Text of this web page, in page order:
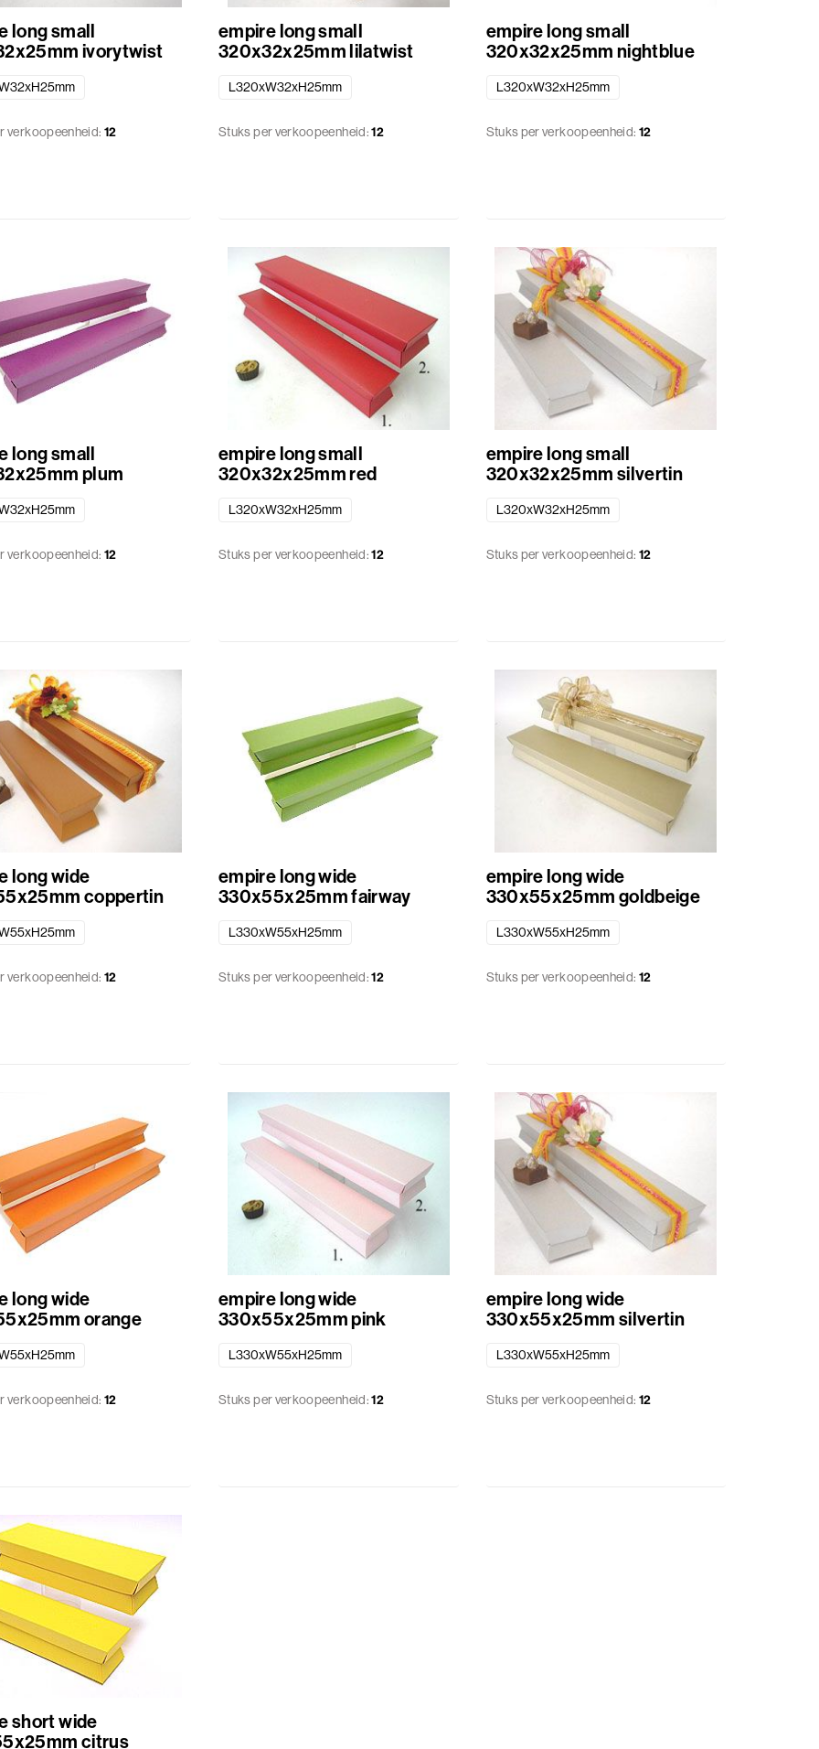
long small
ivorytwist
verkoopeenheid: 12
empire long small
320x32x25mm lilatwist
L320xW32xH25mm
Stuks per verkoopeenheid:12
empire long small
320x32x25mm nightblue
L320xW32xH25mm
Stuks per verkoopeenheid: 12
long small
plum
verkoopeenheid: 12
empire long small
320x32x25mm red
L320xW32xH25mm
Stuks per verkoopeenheid:12
empire long small
320x32x25mm silvertin
L320xW32xH25mm
Stuks per verkoopeenheid: 12
long wide
coppertin
verkoopeenheid: 12
empire long wide
330x55x25mm fairway
L330xW55xH25mm
Stuks per verkoopeenheid:12
empire long wide
330x55x25mm goldbeige
L330xW55xH25mm
Stuks per verkoopeenheid: 12
long wide
orange
verkoopeenheid: 12
empire long wide
330x55x25mm pink
L330xW55xH25mm
Stuks per verkoopeenheid:12
empire long wide
330x55x25mm silvertin
L330xW55xH25mm
Stuks per verkoopeenheid: 12
short wide
citrus